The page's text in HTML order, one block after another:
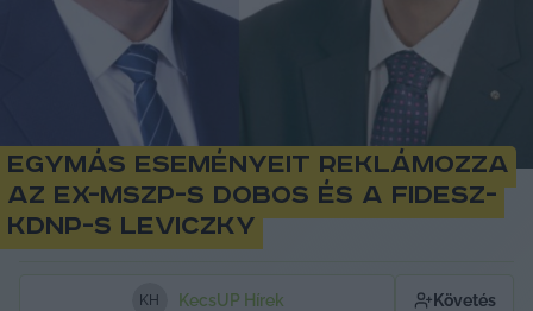
Egymás eseményeit reklámozza
az ex-MSZP-s Dobos és a Fidesz-
KDNP-s Leviczky
K H KecsUP Hírek Követés